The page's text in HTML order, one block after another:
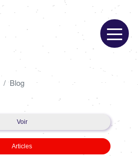
Aller
contenu
principal
Blog
Voir
Articles